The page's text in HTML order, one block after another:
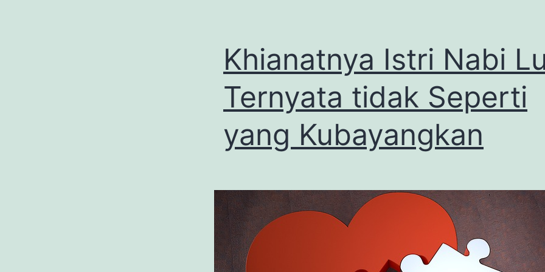
Khianatnya Istri Nabi
Ternyata tidak Seperti
yang Kubayangkan